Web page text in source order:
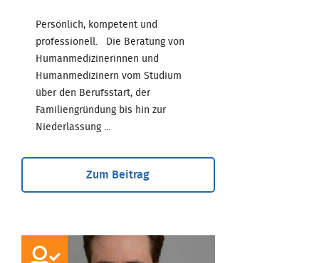
Persönlich, kompetent und
professionell. Die Beratung von
Humanmedizinerinnen und
Humanmedizinern vom Studium
über den Berufsstart, der
Familiengründung bis hin zur
Niederlassung ...
Zum Beitrag